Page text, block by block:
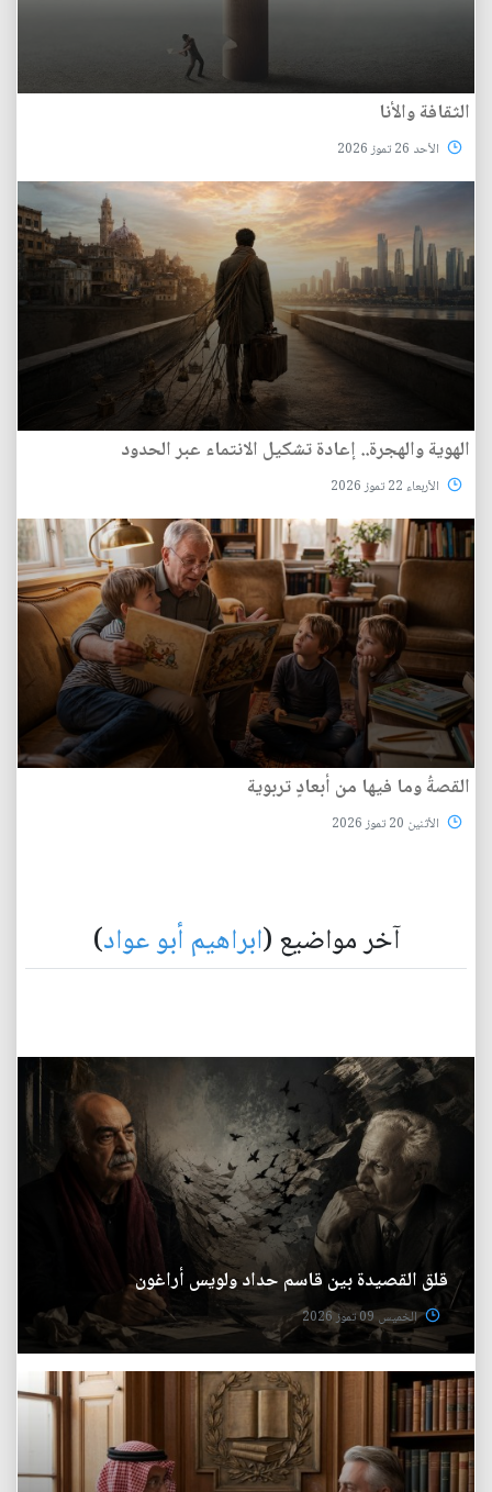
الثقافة والأنا
الأحد 26 تموز 2026
الهوية والهجرة.. إعادة تشكيل الانتماء عبر الحدود
الأربعاء 22 تموز 2026
القصةُ وما فيها من أبعادٍ تربوية
الأثنين 20 تموز 2026
آخر مواضيع (ابراهيم أبو عواد)
قلق القصيدة بين قاسم حداد ولويس أراغون
الخميس 09 تموز 2026